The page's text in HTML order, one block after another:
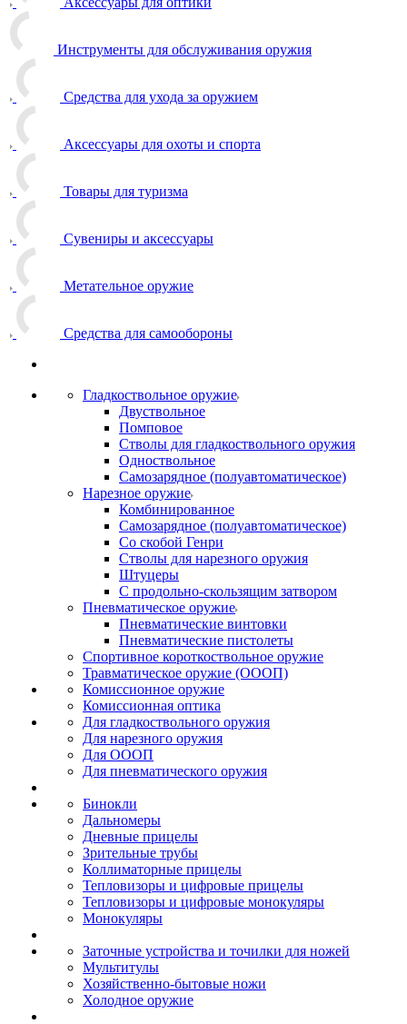
Инструменты для обслуживания оружия
Средства для ухода за оружием
Аксессуары для охоты и спорта
Товары для туризма
Сувениры и аксессуары
Метательное оружие
Средства для самообороны
Гладкоствольное оружие
Двуствольное
Помповое
Стволы для гладкоствольного оружия
Одноствольное
Самозарядное (полуавтоматическое)
Нарезное оружие
Комбинированное
Самозарядное (полуавтоматическое)
Со скобой Генри
Стволы для нарезного оружия
Штуцеры
С продольно-скользящим затвором
Пневматическое оружие
Пневматические винтовки
Пневматические пистолеты
Спортивное короткоствольное оружие
Травматическое оружие (ОООП)
Комиссионное оружие
Комиссионная оптика
Для гладкоствольного оружия
Для нарезного оружия
Для ОООП
Для пневматического оружия
Бинокли
Дальномеры
Дневные прицелы
Зрительные трубы
Коллиматорные прицелы
Тепловизоры и цифровые прицелы
Тепловизоры и цифровые монокуляры
Монокуляры
Заточные устройства и точилки для ножей
Мультитулы
Хозяйственно-бытовые ножи
Холодное оружие